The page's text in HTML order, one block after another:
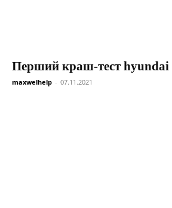
Перший краш-тест hyundai
maxwelhelp - 07.11.2021